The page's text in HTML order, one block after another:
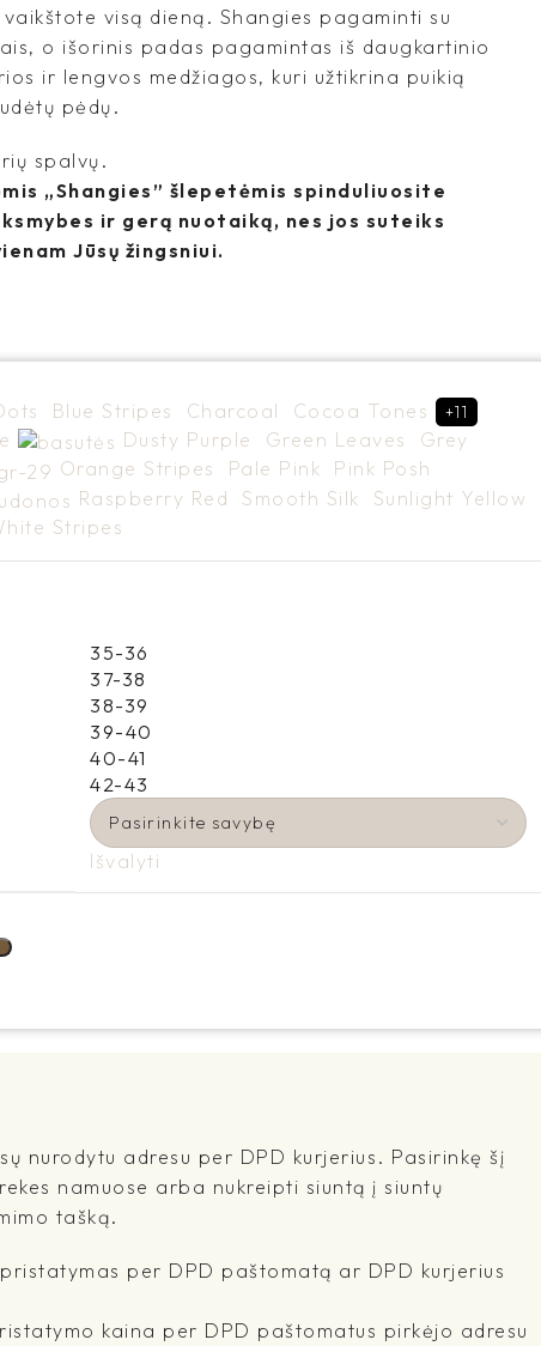
visą dieną. Shangies pagaminti su
o išorinis padas pagamintas iš daugkartinio
ir lengvos medžiagos, kuri užtikrina puikią
pėdų.
spalvų.
„Shangies” šlepetėmis spinduliuosite
ir gerą nuotaiką, nes jos suteiks
Jūsų žingsniui.
Blue Stripes Charcoal Cocoa Tones +11
Dusty Purple Green Leaves
Grey
Orange Stripes Pale Pink
Pink Posh
Raspberry Red
Smooth Silk
Sunlight Yellow
Stripes
35-36
37-38
38-39
39-40
40-41
42-43
Išvalyti
nurodytu adresu per DPD kurjerius. Pasirinkę šį
namuose arba nukreipti siuntą į siuntų
tašką.
per DPD paštomatą ar DPD kurjerius
kaina per DPD paštomatus pirkėjo adresu